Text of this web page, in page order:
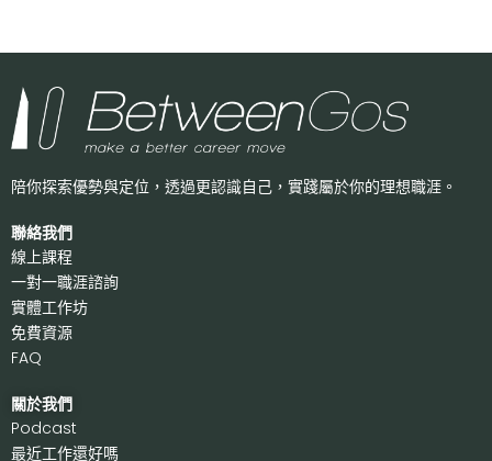
陪你探索優勢與定位，透過更認識自己， 實踐屬於你的理想職涯。
聯絡我們
線上課程
一對一職涯諮詢
實體工作坊
免費資源
FAQ
關於我們
Podcast
最近工作還好嗎